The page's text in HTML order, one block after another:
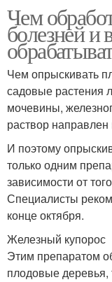
Чем
болезней и
Чем опрыскивать
садовые растения
мочевины,
раствор направлен
И поэтому
только одним
зависимости от
Специалисты
конце октября.
Железный купорос
Этим препаратом
плодовые деревья,